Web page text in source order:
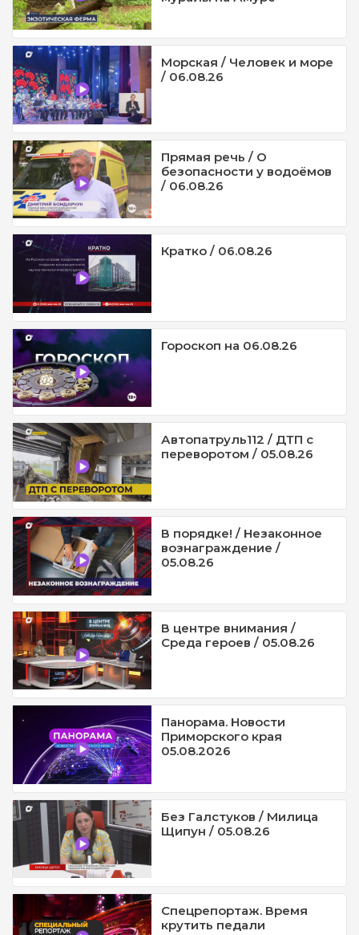
Морская / Человек и море
/ 06.08.26
Прямая речь / О
безопасности у водоёмов
/ 06.08.26
Кратко / 06.08.26
Гороскоп на 06.08.26
Автопатруль112 / ДТП с
переворотом / 05.08.26
В порядке! / Незаконное
вознаграждение /
05.08.26
В центре внимания /
Среда героев / 05.08.26
Панорама. Новости
Приморского края
05.08.2026
Без Галстуков / Милица
Щипун / 05.08.26
Спецрепортаж. Время
крутить педали